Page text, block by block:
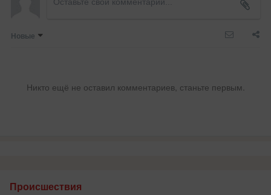
Новые
Никто ещё не оставил комментариев, станьте первым.
Происшествия